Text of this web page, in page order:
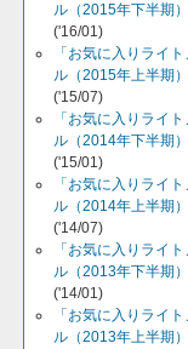
ル（2015年下半期）
('16/01)
「お気に入りライ
ル（2015年上半期）
('15/07)
「お気に入りライ
ル（2014年下半期）
('15/01)
「お気に入りライ
ル（2014年上半期）
('14/07)
「お気に入りライ
ル（2013年下半期）
('14/01)
「お気に入りライ
ル（2013年上半期）